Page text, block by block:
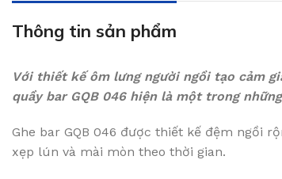
Thông tin sản phẩm
Với thiết kế ôm lưng người ngồi tạo cảm
quầy bar GQB 046 hiện là một trong
Ghe bar GQB 046 được thiết kế đệm ngồi
xẹp lún và mài mòn theo thời gian.